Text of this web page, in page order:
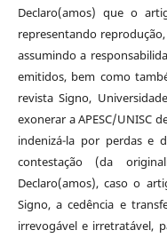
Declaro(amos) que o
representando
assumindo a
emitidos, bem como
revista Signo,
exonerar a APESC/UNISC
indenizá-la por perdas e
contestação (da
Declaro(amos), caso o
Signo, a cedência e
irrevogável e irretratável,